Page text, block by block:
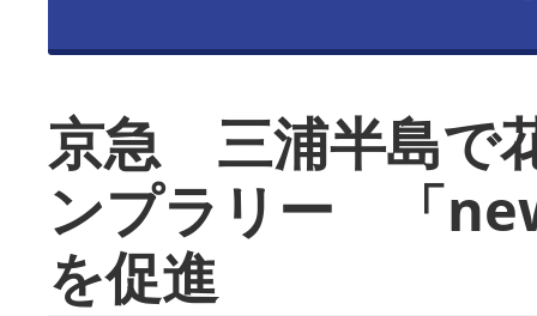
京急 三浦半島で
ンプラリー 「
を促進